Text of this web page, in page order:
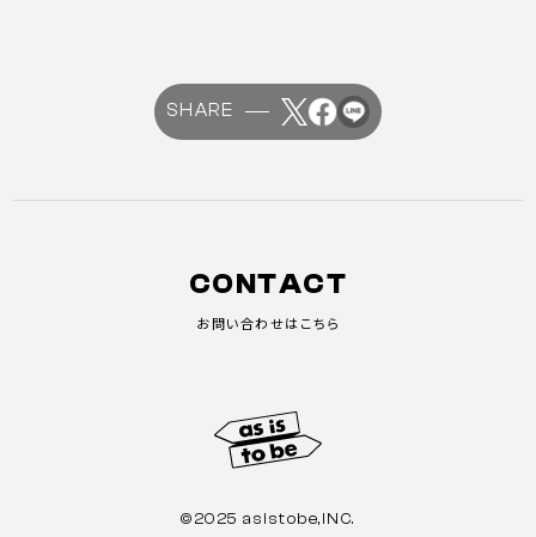
SHARE
CONTACT
お問い合わせはこちら
©2025 asistobe,INC.